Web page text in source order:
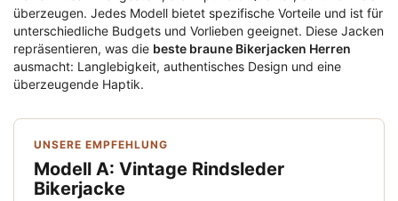
überzeugen. Jedes Modell bietet spezifische Vorteile und ist für
unterschiedliche Budgets und Vorlieben geeignet. Diese Jacken
repräsentieren, was die beste braune Bikerjacken Herren
ausmacht: Langlebigkeit, authentisches Design und eine
überzeugende Haptik.
UNSERE EMPFEHLUNG
Modell A: Vintage Rindsleder
Bikerjacke